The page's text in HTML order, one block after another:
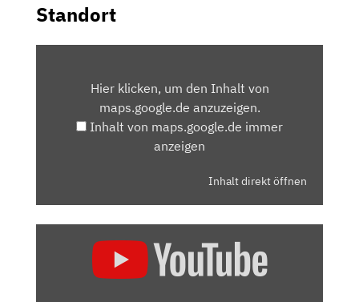
Standort
MAPS.GOOGLE.DEHier klicken, um den Inhalt von
maps.google.de anzuzeigen.
Inhalt von maps.google.de immer
anzeigen
Inhalt direkt öffnen
GRANDTOUR: